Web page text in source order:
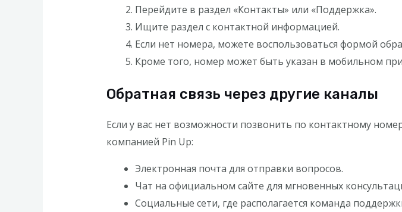
Перейдите в раздел «Контакты» или «Поддержка».
Ищите раздел с контактной информацией.
Если нет номера, можете воспользоваться формой
Кроме того, номер может быть указан в мобильном
Обратная связь через другие каналы
Если у вас нет возможности позвонить по контактному
компанией Pin Up:
Электронная почта для отправки вопросов.
Чат на официальном сайте для мгновенных
Социальные сети, где располагается команда